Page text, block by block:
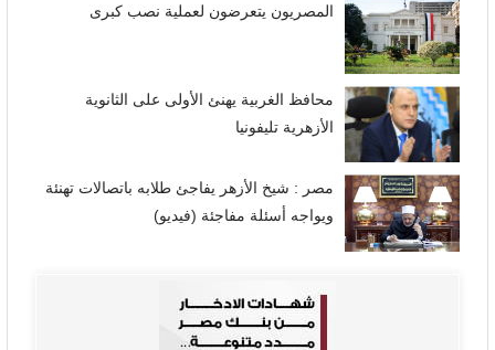
المصريون يتعرضون لعملية نصب كبرى
محافظ الغربية يهنئ الأولى على الثانوية
الأزهرية تليفونيا
مصر : شيخ الأزهر يفاجئ طلابه باتصالات تهنئة
ويواجه أسئلة مفاجئة (فيديو)